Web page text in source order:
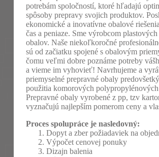
potrebám spoločností, ktoré hľadajú
spôsoby prepravy svojich produktov.
ekonomické a inovatívne obalové
čas a peniaze. Sme výrobcom
obalov. Naše niekoľkoročné
sú od začiatku spojené s obalovým
čomu veľmi dobre poznáme potreby
a vieme im vyhovieť! Navrhujeme a
priemyselné prepravné obaly
použitia komorových
Prepravné obaly vyrobené z pp, tzv
vyznačujú najlepším pomerom ceny a
Proces spolupráce je nasledovný:
Dopyt a zber požiadaviek na
Výpočet cenovej ponuky
Dizajn balenia